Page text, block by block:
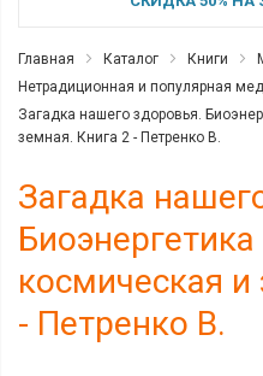
Главная Каталог Книги
Нетрадиционная и популярная
Загадка нашего здоровья.
земная. Книга 2 - Петренко В.
Загадка
космическая и
- Петренко В.